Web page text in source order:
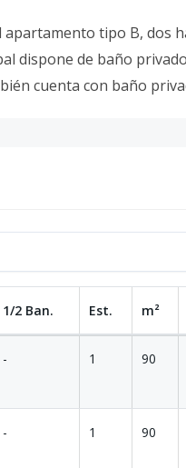
apartamento tipo B, dos
dispone de baño
cuenta con baño
1/2 Ban. Est. m²
- 1 90
- 1 90